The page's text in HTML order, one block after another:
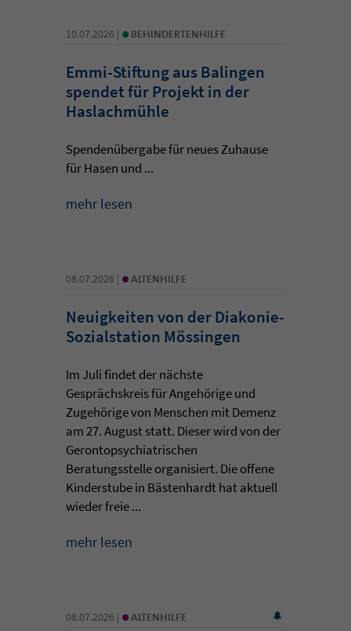
10.07.2026 | • BEHINDERTENHILFE
Emmi-Stiftung aus Balingen
spendet für Projekt in der
Haslachmühle
Spendenübergabe für neues Zuhause
für Hasen und ...
mehr lesen
08.07.2026 | • ALTENHILFE
Neuigkeiten von der Diakonie-
Sozialstation Mössingen
Im Juli findet der nächste
Gesprächskreis für Angehörige und
Zugehörige von Menschen mit Demenz
am 27. August statt. Dieser wird von der
Gerontopsychiatrischen
Beratungsstelle organisiert. Die offene
Kinderstube in Bästenhardt hat aktuell
wieder freie ...
mehr lesen
08.07.2026 | • ALTENHILFE